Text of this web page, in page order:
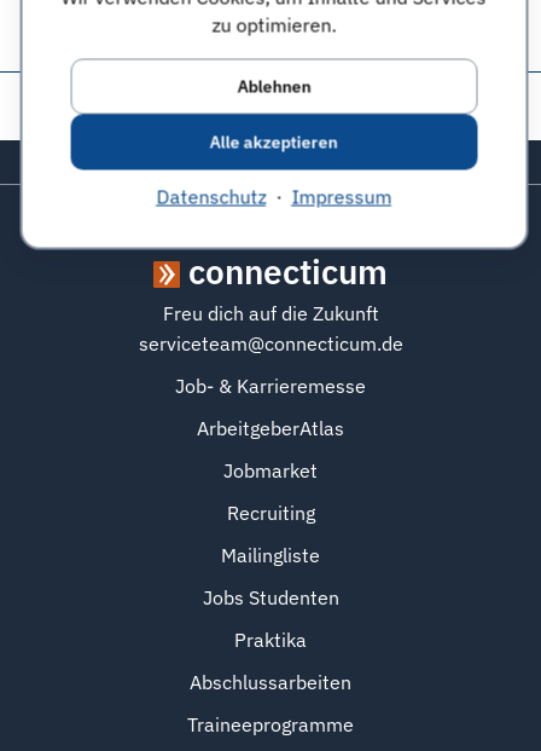
zu optimieren.
Ablehnen
Alle akzeptieren
Datenschutz· Impressum
Diese Seite teilen:
connecticum
Freu dich auf die Zukunft
serviceteam@connecticum.de
Job- & Karrieremesse
ArbeitgeberAtlas
Jobmarket
Recruiting
Mailingliste
Jobs Studenten
Praktika
Abschlussarbeiten
Traineeprogramme